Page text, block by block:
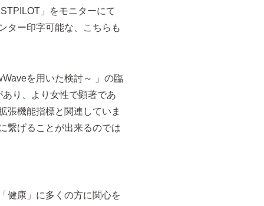
」をモニターにて
ター印字可能な、こちらも
を用いた検討～ 」の臨
り、より女性で顕著であ
張機能指標と関連していま
繋げることが出来るのでは
健康」に多くの方に関心を